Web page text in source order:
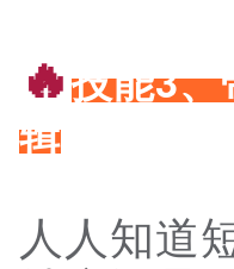
🔥技能3
辑
人人知道